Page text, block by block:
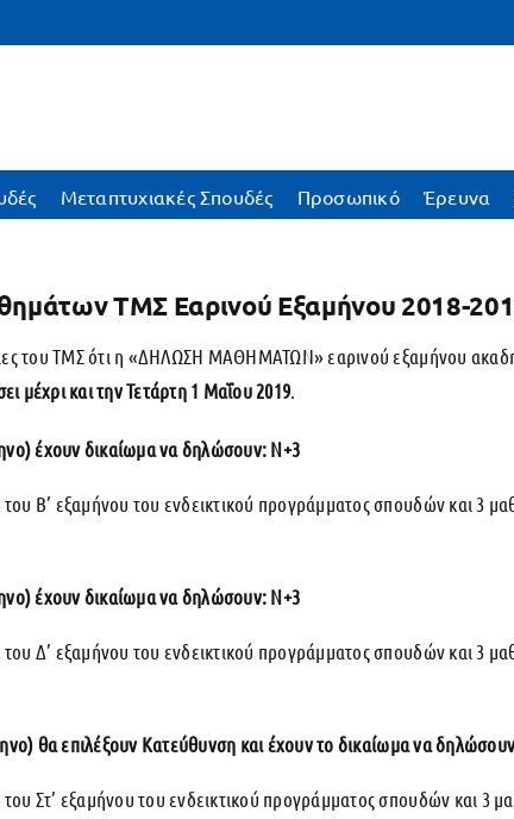
Μεταπτυχιακές Σπουδές Προσωπικό Έρευνα
ΤΜΣ Εαρινού Εξαμήνου 2018-
του ΤΜΣ ότι η «ΔΗΛΩΣΗ ΜΑΘΗΜΑΤΩΝ» εαρινού εξαμήνου
μέχρι και την Τετάρτη 1 Μαΐου 2019
έχουν δικαίωμα να δηλώσουν: Ν+3
Β’ εξαμήνου του ενδεικτικού προγράμματος σπουδών και 3
έχουν δικαίωμα να δηλώσουν: Ν+3
Δ’ εξαμήνου του ενδεικτικού προγράμματος σπουδών και 3
θα επιλέξουν Κατεύθυνση και έχουν το δικαίωμα να
Στ’ εξαμήνου του ενδεικτικού προγράμματος σπουδών και 3